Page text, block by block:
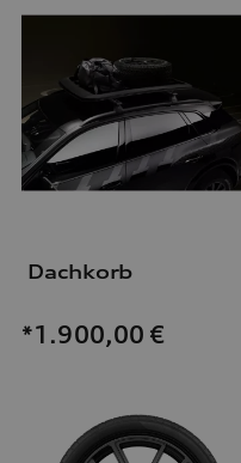
Dachkorb
*1.900,00 €